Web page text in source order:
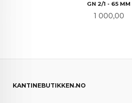
GN 2/1 - 65 MM
Pris
1 000,00
KANTINEBUTIKKEN.NO